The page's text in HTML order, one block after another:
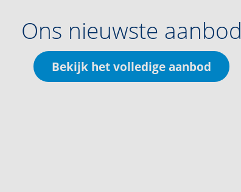
Ons nieuwste aanbod
Bekijk het volledige aanbod